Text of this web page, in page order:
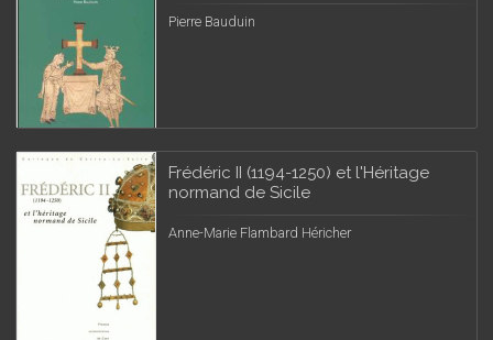
Pierre Bauduin
Frédéric II (1194-1250) et l'Héritage
normand de Sicile
Anne-Marie Flambard Héricher